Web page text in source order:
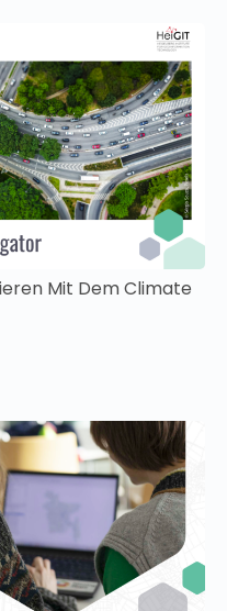
Mit Dem Climate